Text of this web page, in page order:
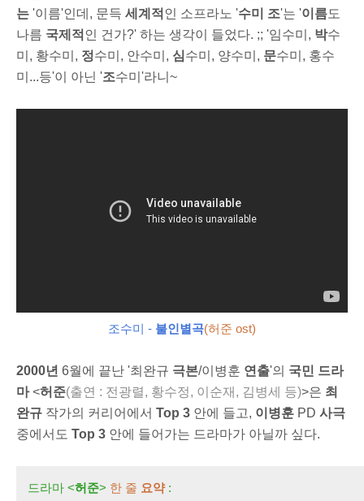
는 '이름'인데, 문득 세계적 인 소프라노 '수미 조'는 '이름도
나름 국제적 인 건가?' 하는 생각이 들었다. ;; '임수미, 박수
미 , 황수미, 정수미 , 안수미, 심 수미, 양수미, 문수미, 홍수
미...등'이 아닌 '조수미'라니~
조수미 - 불인별곡(허준 ost)
2000년 6월에 끝난 '최완규 극본/이병훈 연출'의 국민 드라
마<허준(출연 : 전광렬, 황수정, 이순재, 김병세 등)>은 최
완규 작가의 커리어에서 Top 3 안에 들고, 이병훈 PD 사극
중에서도 Top 3 안에 들어가는 드라마가 아닐까 싶다.
드라마 <허준> 한 줄 요약: